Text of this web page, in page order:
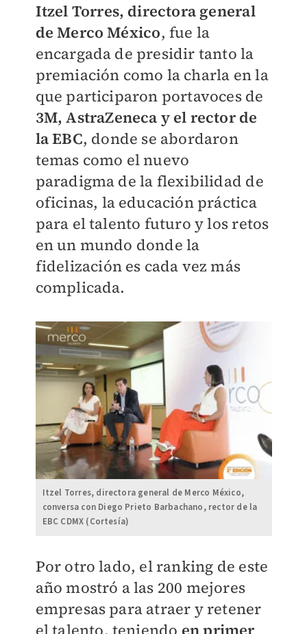
Itzel Torres, directora general
de Merco México, fue la
encargada de presidir tanto la
premiación como la charla en la
que participaron portavoces de
3M, AstraZeneca y el rector de
la EBC, donde se abordaron
temas como el nuevo
paradigma de la flexibilidad de
oficinas, la educación práctica
para el talento futuro y los retos
en un mundo donde la
fidelización es cada vez más
complicada.
Itzel Torres, directora general de Merco México,
conversa con Diego Prieto Barbachano, rector de la
EBC CDMX (Cortesía)
Por otro lado, el ranking de este
año mostró a las 200 mejores
empresas para atraer y retener